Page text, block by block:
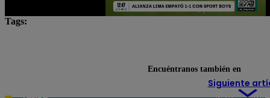
Tags:
Siguiente
Encuéntranos también en